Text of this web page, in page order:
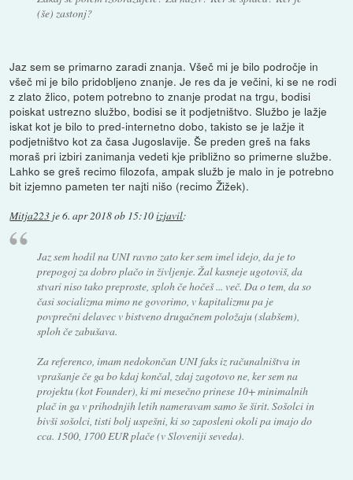
(še) zastonj?
Jaz sem se primarno zaradi znanja. Všeč mi je bilo področje in
všeč mi je bilo pridobljeno znanje. Je res da je večini, ki se ne rodi
z zlato žlico, potem potrebno to znanje prodat na trgu, bodisi
poiskat ustrezno službo, bodisi se it podjetništvo. Službo je lažje
iskat kot je bilo to pred-internetno dobo, takisto se je lažje it
podjetništvo kot za časa Jugoslavije. Še preden greš na faks
moraš pri izbiri zanimanja vedeti kje približno so primerne službe.
Lahko se greš recimo filozofa, ampak služb je malo in je potrebno
bit izjemno pameten ter najti nišo (recimo Žižek).
Mitja223 je6. apr 2018 ob 15:10izjavil:
Jaz sem hodil na UNI ravno zato ker sem imel idejo, da je to
prepogoj za dobro plačo in življenje. Žal kasneje ugotoviš, da
stvari niso tako preproste, sploh če hočeš ... več. Da o tem, da so
časi socializma mimo ne govorimo, v kapitalizmu pa je
povprečni delavec v bistveno drugačnem položaju (slabšem),
sploh če zabušava.
Za referenco, imam nedokončan UNI faks iz računalništva in
vprašanje če ga bo kdaj končal, zdaj zagotovo ne, ker sem na
projektu (kot Founder), ki mi mesečno prinese 10+ minimalnih
plač in ga v prihodnjih letih nameravam samo še širit. Sošolci in
bivši sošolci, tisti bolj uspešni, ki so zaposleni okoli pa imajo do
cca. 1500, 1700 EUR plače (v Sloveniji seveda).